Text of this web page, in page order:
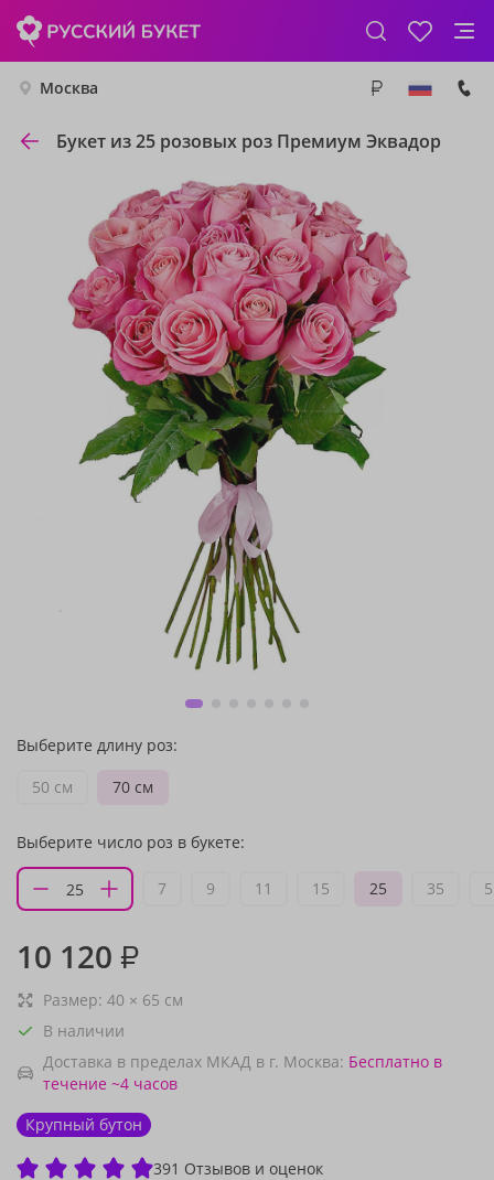
Москва
Букет из 25 розовых роз Премиум Эквадор
Выберите длину роз:
50 см
70 см
Выберите число роз в букете:
7 9 11 15 25 35
10 120 ₽
Размер: 40 × 65 см
В наличии
Доставка в пределах МКАД в г. Москва: Бесплатно в
течение ~4 часов
Крупный бутон
391 Отзывов и оценок